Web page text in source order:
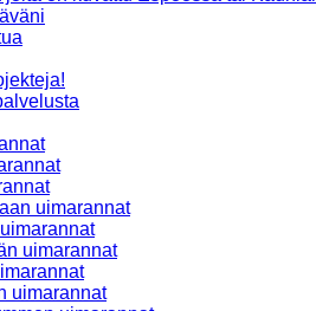
uimarannat
uimarannat
uimarannat